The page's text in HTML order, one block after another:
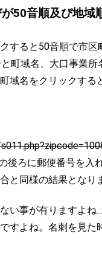
50音順及び地域
すると50音順で市
町域名、大口事業
域名をクリックする
後ろに郵便番号を入
と同様の結果となり
い事が有りますよね…
すよね。名刺を見